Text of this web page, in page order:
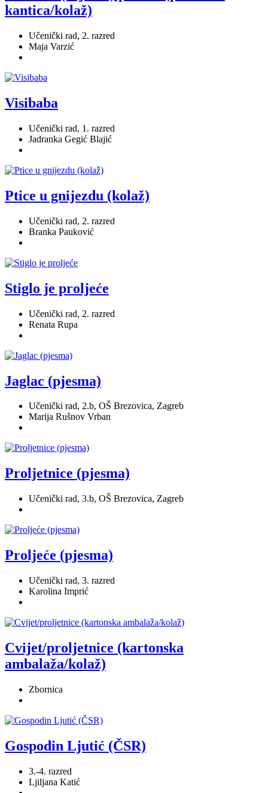
kantica/kolaž)
Učenički rad, 2. razred
Maja Varzić
Visibaba
Učenički rad, 1. razred
Jadranka Gegić Blajić
Ptice u gnijezdu (kolaž)
Učenički rad, 2. razred
Branka Pauković
Stiglo je proljeće
Učenički rad, 2. razred
Renata Rupa
Jaglac (pjesma)
Učenički rad, 2.b, OŠ Brezovica, Zagreb
Marija Rušnov Vrban
Proljetnice (pjesma)
Učenički rad, 3.b, OŠ Brezovica, Zagreb
Proljeće (pjesma)
Učenički rad, 3. razred
Karolina Imprić
Cvijet/proljetnice (kartonska
ambalaža/kolaž)
Zbornica
Gospodin Ljutić (ČSR)
3.-4. razred
Ljiljana Katić